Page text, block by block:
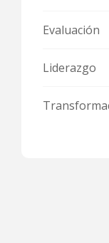
Evaluación
Liderazgo